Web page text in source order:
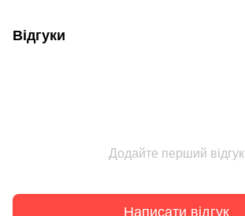
Відгуки
Додайте перший відгук
Написати відгук